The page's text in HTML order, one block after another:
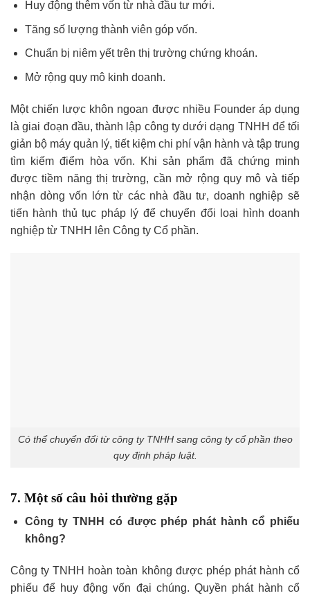
Huy động thêm vốn từ nhà đầu tư mới.
Tăng số lượng thành viên góp vốn.
Chuẩn bị niêm yết trên thị trường chứng khoán.
Mở rộng quy mô kinh doanh.
Một chiến lược khôn ngoan được nhiều Founder áp dụng
là giai đoạn đầu, thành lập công ty dưới dạng TNHH để tối
giản bộ máy quản lý, tiết kiệm chi phí vận hành và tập trung
tìm kiếm điểm hòa vốn. Khi sản phẩm đã chứng minh
được tiềm năng thị trường, cần mở rộng quy mô và tiếp
nhận dòng vốn lớn từ các nhà đầu tư, doanh nghiệp sẽ
tiến hành thủ tục pháp lý để chuyển đổi loại hình doanh
nghiệp từ TNHH lên Công ty Cổ phần.
Có thể chuyển đổi từ công ty TNHH sang công ty cổ phần theo
quy định pháp luật.
7. Một số câu hỏi thường gặp
Công ty TNHH có được phép phát hành cổ phiếu
không?
Công ty TNHH hoàn toàn không được phép phát hành cổ
phiếu để huy động vốn đại chúng. Quyền phát hành cổ